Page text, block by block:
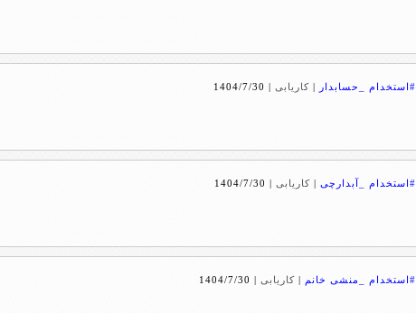
#استخدام _حسابدار | کاریابی|
1404/7/30
#استخدام _آبدارچی | کاریابی|
1404/7/30
#استخدام _منشی خانم | کاریابی|
1404/7/30